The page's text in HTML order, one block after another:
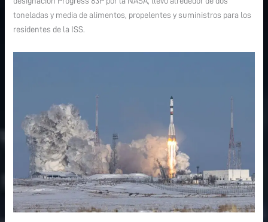
toneladas y media de alimentos, propelentes y suministros para los
residentes de la ISS.